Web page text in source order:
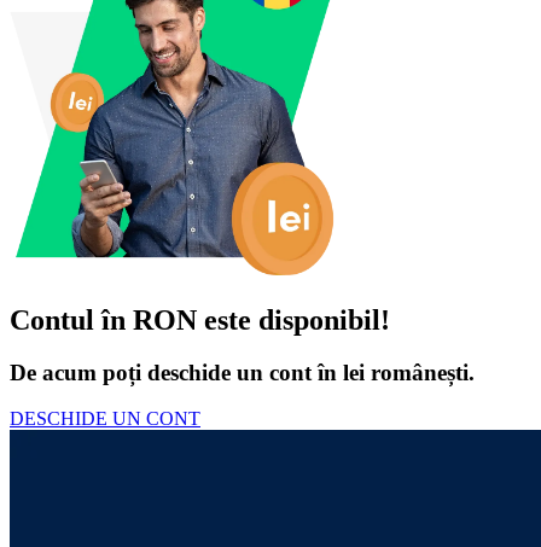
Contul în RON este disponibil!
De acum poți deschide un cont în lei românești.
DESCHIDE UN CONT